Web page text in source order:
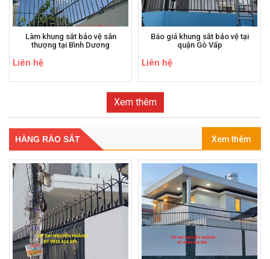
Làm khung sắt bảo vệ sân
thượng tại Bình Dương
Liên hệ
Báo giá khung sắt bảo vệ tại
quận Gò Vấp
Liên hệ
Xem thêm
HÀNG RÀO SẮT Xem thêm